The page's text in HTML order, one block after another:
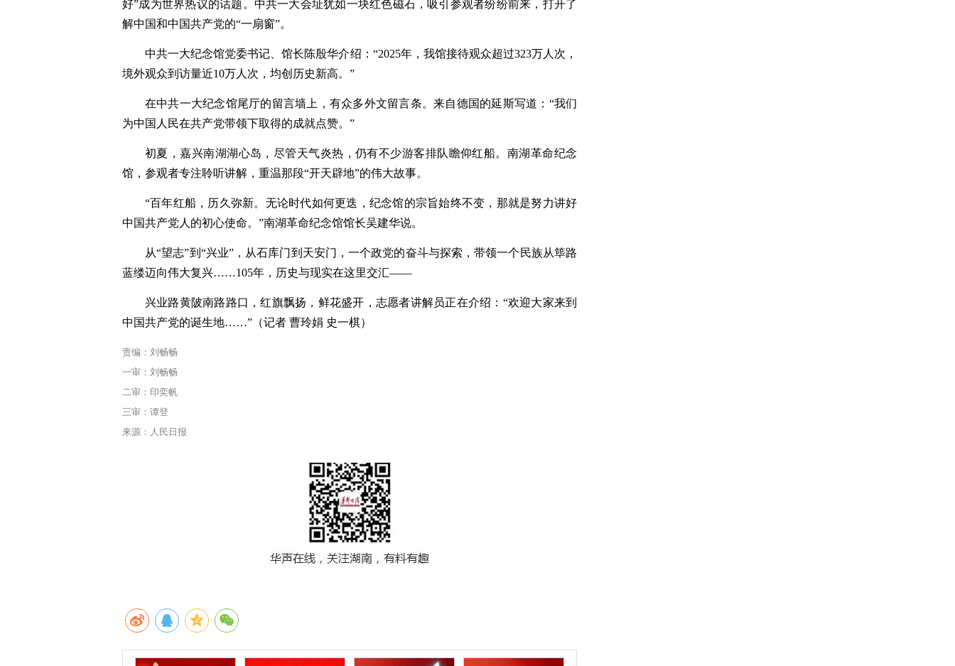
好”成为世界热议的话题。中共一大会址犹如一块红色磁石，吸引参观者纷纷前来，打开了
解中国和中国共产党的“一扇窗”。
中共一大纪念馆党委书记、馆长陈殷华介绍：“2025年，我馆接待观众超过323万人次，
境外观众到访量近10万人次，均创历史新高。”
在中共一大纪念馆尾厅的留言墙上，有众多外文留言条。来自德国的延斯写道：“我们
为中国人民在共产党带领下取得的成就点赞。”
初夏，嘉兴南湖湖心岛，尽管天气炎热，仍有不少游客排队瞻仰红船。南湖革命纪念
馆，参观者专注聆听讲解，重温那段“开天辟地”的伟大故事。
“百年红船，历久弥新。无论时代如何更迭，纪念馆的宗旨始终不变，那就是努力讲好
中国共产党人的初心使命。”南湖革命纪念馆馆长吴建华说。
从“望志”到“兴业”，从石库门到天安门，一个政党的奋斗与探索，带领一个民族从筚路
蓝缕迈向伟大复兴……105年，历史与现实在这里交汇——
兴业路黄陂南路路口，红旗飘扬，鲜花盛开，志愿者讲解员正在介绍：“欢迎大家来到
中国共产党的诞生地……”（记者 曹玲娟 史一棋）
责编：刘畅畅
一审：刘畅畅
二审：印奕帆
三审：谭登
来源：人民日报